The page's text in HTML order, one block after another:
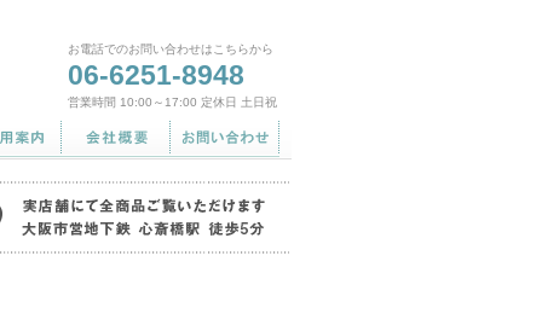
お電話でのお問い合わせはこちらから
06-6251-8948
営業時間 10:00～17:00 定休日 土日祝